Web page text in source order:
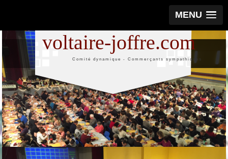
MENU
voltaire-joffre.com
Comité dynamique - Commerçants sympathiques